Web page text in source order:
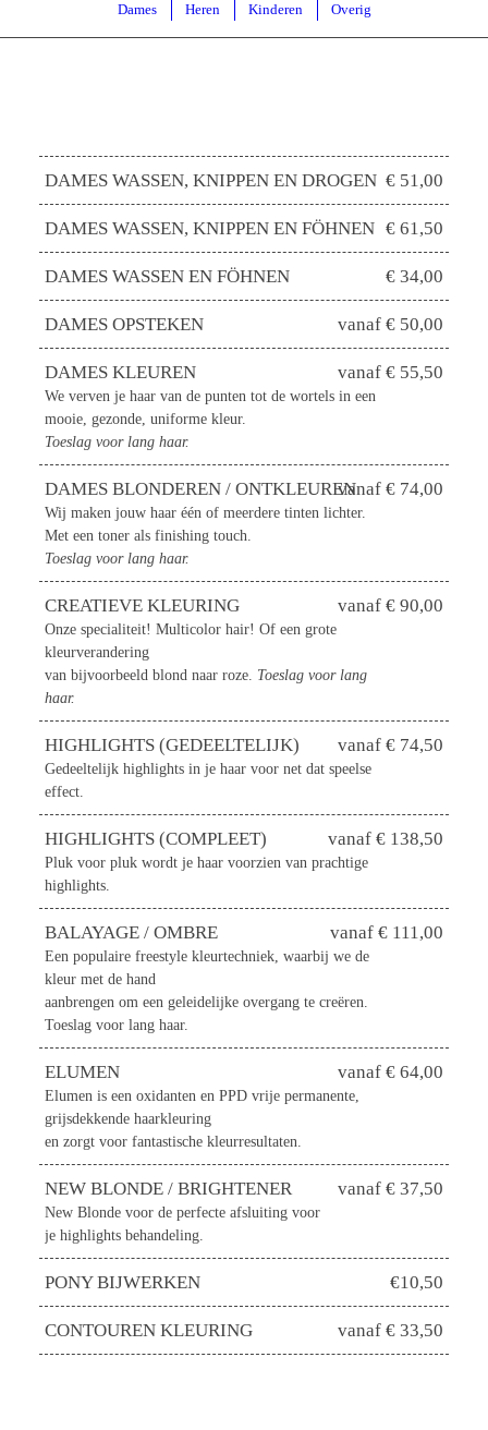
Dames Heren Kinderen Overig
DAMES WASSEN, KNIPPEN EN DROGEN € 51,00
DAMES WASSEN, KNIPPEN EN FÖHNEN € 61,50
DAMES WASSEN EN FÖHNEN € 34,00
DAMES OPSTEKEN vanaf € 50,00
DAMES KLEUREN vanaf € 55,50
We verven je haar van de punten tot de wortels in een
mooie, gezonde, uniforme kleur.
Toeslag voor lang haar.
DAMES BLONDEREN / ONTKLEURENvanaf € 74,00
Wij maken jouw haar één of meerdere tinten lichter.
Met een toner als finishing touch.
Toeslag voor lang haar.
CREATIEVE KLEURING vanaf € 90,00
Onze specialiteit! Multicolor hair! Of een grote
kleurverandering
van bijvoorbeeld blond naar roze. Toeslag voor lang
haar.
HIGHLIGHTS (GEDEELTELIJK) vanaf € 74,50
Gedeeltelijk highlights in je haar voor net dat speelse
effect.
HIGHLIGHTS (COMPLEET) vanaf € 138,50
Pluk voor pluk wordt je haar voorzien van prachtige
highlights.
BALAYAGE / OMBRE vanaf € 111,00
Een populaire freestyle kleurtechniek, waarbij we de
kleur met de hand
aanbrengen om een geleidelijke overgang te creëren.
Toeslag voor lang haar.
ELUMEN vanaf € 64,00
Elumen is een oxidanten en PPD vrije permanente,
grijsdekkende haarkleuring
en zorgt voor fantastische kleurresultaten.
NEW BLONDE / BRIGHTENER vanaf € 37,50
New Blonde voor de perfecte afsluiting voor
je highlights behandeling.
PONY BIJWERKEN €10,50
CONTOUREN KLEURING vanaf € 33,50